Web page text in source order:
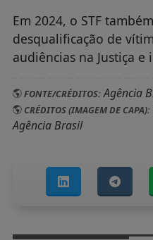
Em 2024, o STF
desqualificação de
audiências na Justiça
FONTE/CRÉDITOS:Agência
CRÉDITOS (IMAGEM DE CAPA):
Agência Brasil